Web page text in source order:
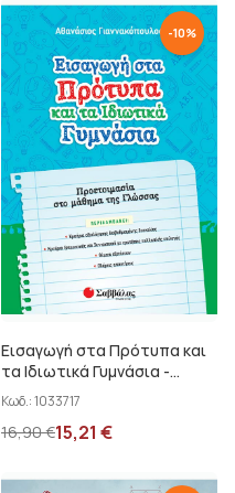
-10%
Εισαγωγή στα Πρότυπα και
τα Ιδιωτικά Γυμνάσια -
Προετοιμασία στο μάθημα
της Γλώσσας
Γιαννακόπουλος Αθ.
Κωδ.:1033717
16,90€15,21 €